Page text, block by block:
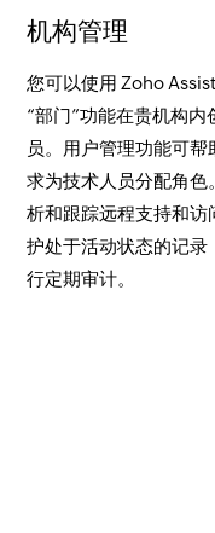
机构管理
您可以使用 Zoho
“部门”功能在贵机构
员。用户管理功能可
求为技术人员分配角
析和跟踪远程支持和
护处于活动状态的记
行定期审计。